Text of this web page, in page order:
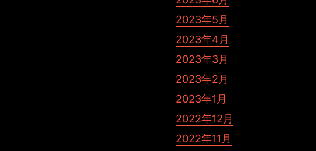
2023年5月
2023年4月
2023年3月
2023年2月
2023年1月
2022年12月
2022年11月